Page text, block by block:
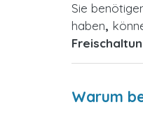
Sie
haben,
Warum